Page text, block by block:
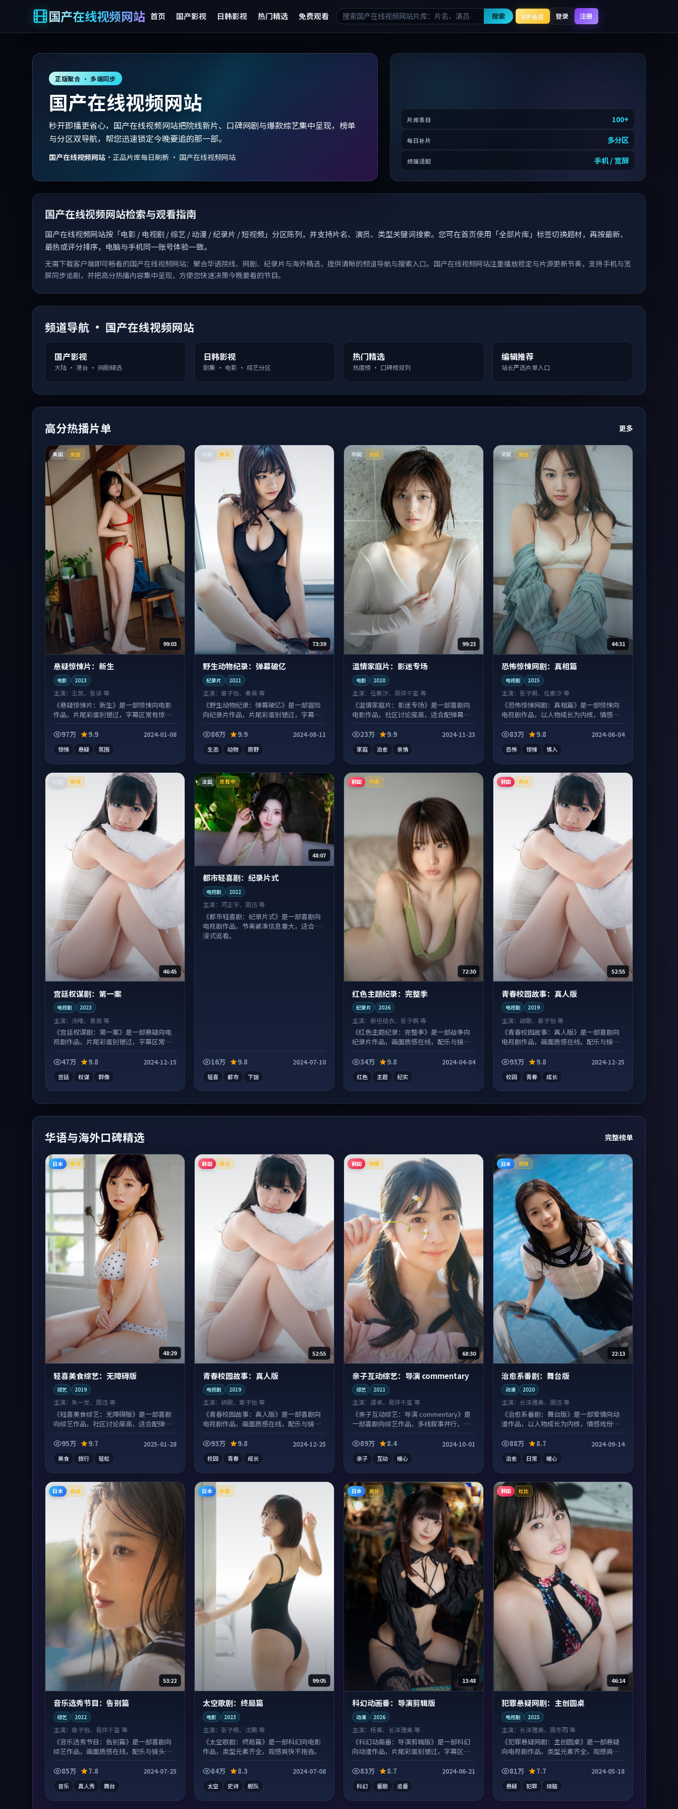
国产在线视频网站 首页 国产影视 日韩影视 热门精选 免费观看 搜索 VIP会员 登录 注册
正版聚合 · 多端同步
国产在线视频网站
秒开即播更省心，国产在线视频网站把院线新片、口碑网剧与爆款综艺集中呈现，榜单
与分区双导航，帮您迅速锁定今晚要追的那一部。
国产在线视频网站 · 正品片库每日刷新 · 国产在线视频网站
片库条目 100+
每日补片 多分区
终端适配 手机 / 宽屏
国产在线视频网站检索与观看指南
国产在线视频网站按「电影 / 电视剧 / 综艺 / 动漫 / 纪录片 / 短视频」分区陈列，并支持片名、演员、类型关键词搜索。您可在首页使用「全部片库」标签切换题材，再按最新、
最热或评分排序，电脑与手机同一账号体验一致。
无需下载客户端即可畅看的国产在线视频网站：聚合华语院线、网剧、纪录片与海外精选，提供清晰的频道导航与搜索入口。国产在线视频网站注重播放稳定与片源更新节奏，支持手机与宽
屏同步追剧，并把高分热播内容集中呈现，方便您快速决策今晚要看的节目。
频道导航 · 国产在线视频网站
国产影视
大陆 · 港台 · 网剧精选
日韩影视
剧集 · 电影 · 综艺分区
热门精选
热度榜 · 口碑榜双列
编辑推荐
站长严选片单入口
高分热播片单 更多
美国 完结
99:03
悬疑惊悚片：新生
电影 2023
主演： 王凯、张译 等
《悬疑惊悚片：新生》是一部惊悚向电影
作品，片尾彩蛋别错过，字幕区常有惊
97万
9.9 2024-01-08
惊悚 悬疑 氛围
中国 臻彩
73:39
野生动物纪录：弹幕破亿
纪录片 2021
主演：章子怡、秦昊 等
《野生动物纪录：弹幕破亿》是一部冒险
向纪录片作品，片尾彩蛋别错过，字幕区
86万
9.9 2024-08-11
生态 动物 原野
中国 完结
99:23
温情家庭片：影迷专场
电影 2020
主演：任素汐、易烊千玺 等
《温情家庭片：影迷专场》是一部喜剧向
电影作品，社区讨论度高，适合配弹幕观
23万
9.9 2024-11-23
家庭 治愈 亲情
法国 完结
44:31
恐怖惊悚网剧：真相篇
电视剧 2025
主演： 张子枫、任素汐 等
《恐怖惊悚网剧：真相篇》是一部惊悚向
电视剧作品，以人物成长为内核，情感戏
83万
9.8 2024-06-04
恐怖 惊悚 慎入
院线
46:45
宫廷权谋剧：第一案
电视剧 2023
主演： 汤唯、黄渤 等
《宫廷权谋剧：第一案》是一部悬疑向电
视剧作品，片尾彩蛋别错过，字幕区常有
47万
9.8 2024-12-15
宫廷 权谋 群像
法国 连载中
48:07
都市轻喜剧：纪录片式
电视剧 2022
主演： 河正宇、周迅 等
《都市轻喜剧：纪录片式》是一部喜剧向
电视剧作品，节奏紧凑信息量大，适合沉
浸式追看。
16万 9.8 2024-07-10
轻喜 都市 下饭
韩国 热播
72:30
红色主题纪录：完整季
纪录片 2026
主演：新垣结衣、张子枫 等
《红色主题纪录：完整季》是一部战争向
纪录片作品，画面质感在线，配乐与镜头
34万
9.8 2024-04-04
红色 主题 纪实
韩国 高分
52:55
青春校园故事：真人版
电视剧 2019
主演： 胡歌、章子怡 等
《青春校园故事：真人版》是一部喜剧向
电视剧作品，画面质感在线，配乐与镜头
93万
9.8 2024-12-25
校园 青春 成长
华语与海外口碑精选 完整榜单
日本 高分
48:29
轻喜美食综艺：无障碍版
综艺 2019
主演： 朱一龙、周迅 等
《轻喜美食综艺：无障碍版》是一部喜剧
向综艺作品，社区讨论度高，适合配弹幕
95万
9.7 2025-01-28
美食 旅行 轻松
韩国 高分
52:55
青春校园故事：真人版
电视剧 2019
主演： 胡歌、章子怡 等
《青春校园故事：真人版》是一部喜剧向
电视剧作品，画面质感在线，配乐与镜头
93万
9.8 2024-12-25
校园 青春 成长
韩国 独播
68:30
亲子互动综艺：导演 commentary
综艺 2021
主演：谭卓、易烊千玺 等
《亲子互动综艺：导演 commentary》是
一部喜剧向综艺作品，多线叙事并行，细
89万
8.4 2024-10-01
亲子 互动 暖心
日本 完结
22:13
治愈系番剧：舞台版
动漫 2020
主演：长泽雅美、周迅 等
《治愈系番剧：舞台版》是一部爱情向动
漫作品，以人物成长为内核，情感戏份扎
88万
8.7 2024-09-14
治愈 日常 暖心
日本 完结
53:22
音乐选秀节目：告别篇
综艺 2022
主演： 章子怡、易烊千玺 等
《音乐选秀节目：告别篇》是一部喜剧向
综艺作品，画面质感在线，配乐与镜头配
85万
7.8 2024-07-25
音乐 真人秀 舞台
日本 热播
99:05
太空歌剧：终局篇
电影 2023
主演： 张子枫、沈腾 等
《太空歌剧：终局篇》是一部科幻向电影
作品，类型元素齐全，观感爽快不拖沓。
84万 8.3 2024-07-08
太空 史诗 舰队
日本 高分
13:48
科幻动画番：导演剪辑版
动漫 2026
主演：杨幂、长泽雅美 等
《科幻动画番：导演剪辑版》是一部科幻
向动漫作品，片尾彩蛋别错过，字幕区常
83万
8.7 2024-06-21
科幻 番剧 追番
韩国 杜比
46:14
犯罪悬疑网剧：主创圆桌
电视剧 2025
主演：长泽雅美、周冬雨 等
《犯罪悬疑网剧：主创圆桌》是一部悬疑
向电视剧作品，类型元素齐全，观感爽快
81万
7.7 2024-05-18
悬疑 犯罪 烧脑